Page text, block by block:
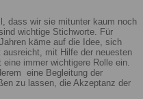
dass wir sie mitunter kaum noch
wichtige Stichworte. Für
käme auf die Idee, sich
mit Hilfe der neuesten
immer wichtigere Rolle ein.
eine Begleitung der
zu lassen, die Akzeptanz der